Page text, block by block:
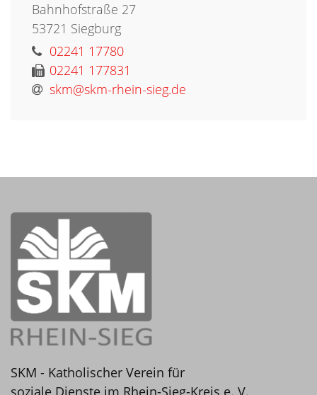
Bahnhofstraße 27
53721 Siegburg
02241 17780
02241 177831
skm@skm-rhein-sieg.de
SKM - Katholischer Verein für
soziale Dienste im Rhein-Sieg-Kreis e. V.